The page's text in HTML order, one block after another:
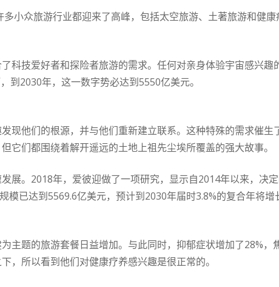
小众旅游行业都迎来了高峰，包括太空旅游、土著旅游和健康
科技爱好者和探险者旅游的需求。任何对亲身体验宇宙感兴趣
到2030年，这一数字势必达到5550亿美元。
现他们的根源，并与他们重新建立联系。这种特殊的需求催
它们都围绕着解开遥远的土地上祖先尘埃所覆盖的强大故事。
展。2018年，爱彼迎做了一项研究，显示自2014年以来，决
已达到5569.6亿美元，预计到2030年届时3.8%的复合年将增
主题的旅游套餐日益增加。与此同时，抑郁症状增加了28%，
，所以看到他们对健康疗养感兴趣是很正常的。